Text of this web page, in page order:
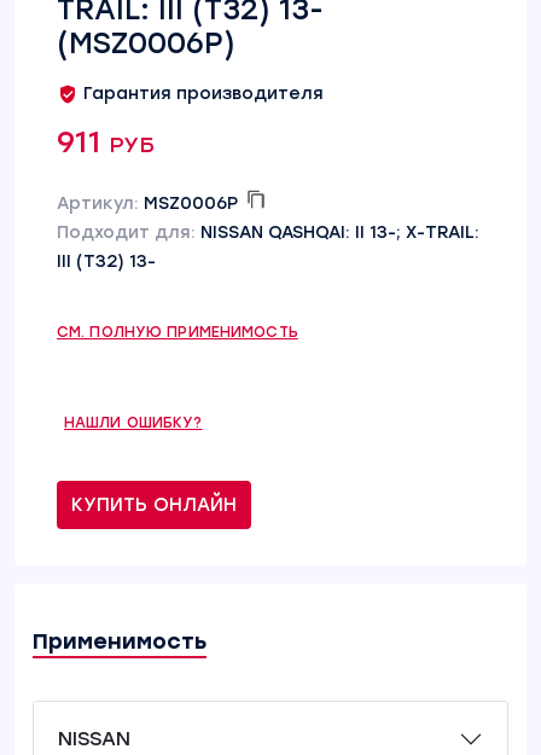
TRAIL: III (T32) 13-
(MSZ0006P)
Гарантия производителя
911 руб
Артикул: MSZ0006P
Подходит для: NISSAN QASHQAI: II 13-; X-TRAIL:
III (T32) 13-
СМ. ПОЛНУЮ ПРИМЕНИМОСТЬ
НАШЛИ ОШИБКУ?
КУПИТЬ ОНЛАЙН
Применимость
NISSAN